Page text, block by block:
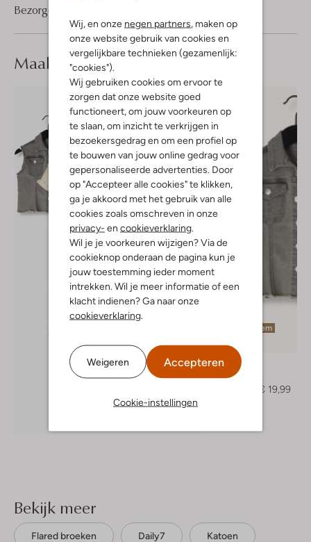
Wij, en onze negen partners, maken op
onze website gebruik van cookies en
vergelijkbare technieken (gezamenlijk:
"cookies").
Wij gebruiken cookies om ervoor te
zorgen dat onze website goed
functioneert, om jouw voorkeuren op
te slaan, om inzicht te verkrijgen in
bezoekersgedrag en om een profiel op
te bouwen van jouw online gedrag voor
gepersonaliseerde advertenties. Door
op "Accepteer alle cookies" te klikken,
ga je akkoord met het gebruik van alle
cookies zoals omschreven in onze
privacy- en cookieverklaring.
Wil je je voorkeuren wijzigen? Via de
cookieknop onderaan de pagina kun je
jouw toestemming ieder moment
intrekken. Wil je meer informatie of een
klacht indienen? Ga naar onze
cookieverklaring.
Weigeren Accepteren
Cookie-instellingen
Bezorgen & retourneren
Maak jelook compleet
Laatste item
-60%
Daily7
Gilet
€ 19,99
Bekijk meer
Flared broeken Daily7 Katoen